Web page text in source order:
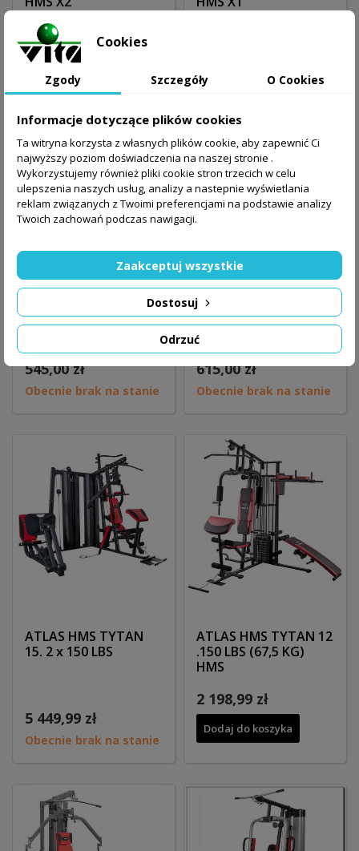
5 950,00 zł
Dodaj do koszyka
ATLAS HMS TYTAN 23
545,00 zł
Obecnie brak na stanie
Atlas HMS TYTAN 22
(100LBS)
615,00 zł
Obecnie brak na stanie
ATLAS HMS TYTAN
15. 2 x 150 LBS
5 449,99 zł
Obecnie brak na stanie
ATLAS HMS TYTAN 12
.150 LBS (67,5 KG)
HMS
2 198,99 zł
Dodaj do koszyka
Cookies
Zgody Szczegóły O Cookies
Informacje dotyczące plików cookies
Ta witryna korzysta z własnych plików cookie, aby zapewnić Ci
najwyższy poziom doświadczenia na naszej stronie .
Wykorzystujemy również pliki cookie stron trzecich w celu
ulepszenia naszych usług, analizy a nastepnie wyświetlania
reklam związanych z Twoimi preferencjami na podstawie analizy
Twoich zachowań podczas nawigacji.
Odrzuć
Dostosuj
Zaakceptuj wszystkie